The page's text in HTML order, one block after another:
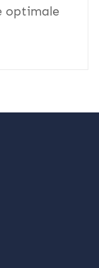
optimale